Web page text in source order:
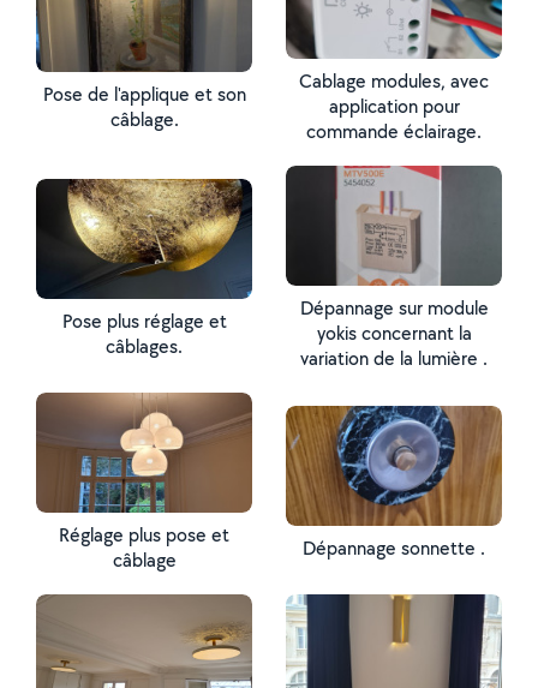
Pose de l'applique et son
câblage.
Cablage modules, avec
application pour
commande éclairage.
Pose plus réglage et
câblages.
Dépannage sur module
yokis concernant la
variation de la lumière .
Réglage plus pose et
câblage
Dépannage sonnette .